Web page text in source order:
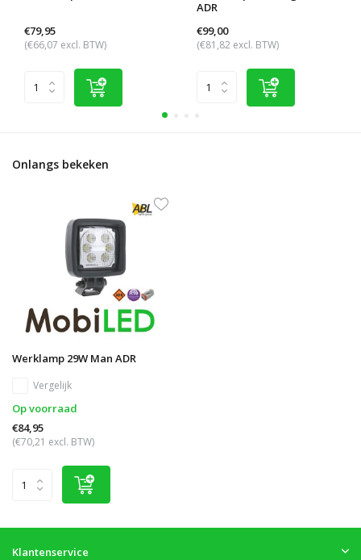
€79,95
(€66,07 excl. BTW)
ADR
€99,00
(€81,82 excl. BTW)
Onlangs bekeken
Werklamp 29W Man ADR
Vergelijk
Op voorraad
€84,95
(€70,21 excl. BTW)
Klantenservice